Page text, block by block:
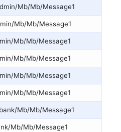
Mb/Mb/Message1
Mb/Mb/Message1
Mb/Mb/Message1
Mb/Mb/Message1
Mb/Mb/Message1
Mb/Mb/Message1
Mb/Mb/Message1
Mb/Mb/Message1